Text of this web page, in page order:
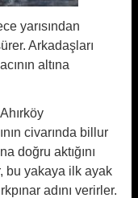
yarısından
Arkadaşları
altına
civarında billur
doğru aktığını
bu yakaya ilk ayak
adını verirler.